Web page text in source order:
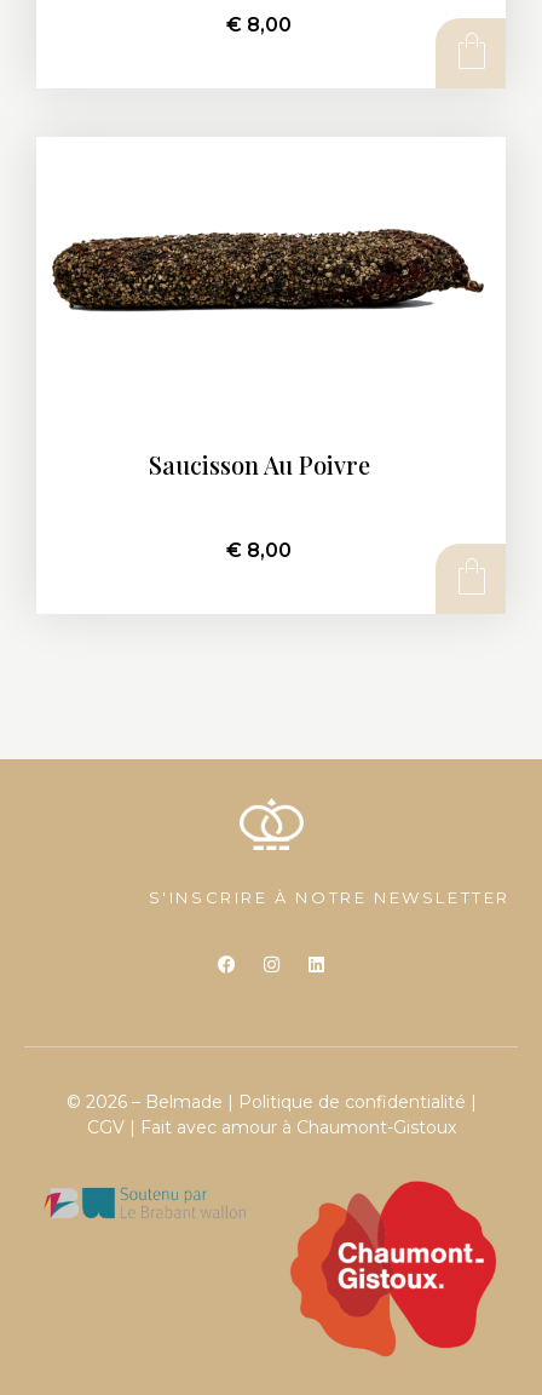
€ 8,00
Saucisson Au Poivre
€ 8,00
S'INSCRIRE À NOTRE NEWSLETTER
© 2026 – Belmade | Politique de confidentialité |
CGV| Fait avec amour à Chaumont-Gistoux